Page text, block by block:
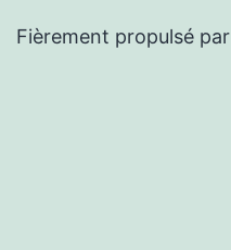
Fièrement propulsé par